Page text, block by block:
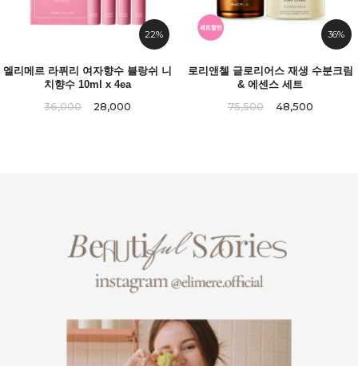
22%
엘리메르 라퓌리 여자향수 블랑쉬 니
치향수 10ml x 4ea
36,000
28,000
36%
로리앤첼 글로리어스 재생 수분크림
& 에센스 세트
75,500
48,500